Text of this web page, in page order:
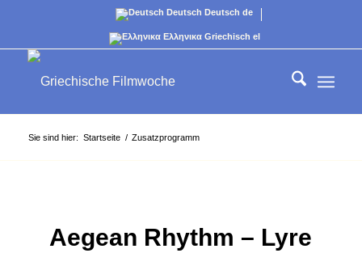
Deutsch Deutsch de
Ελληνικα Griechisch el
Sie sind hier: Startseite / Zusatzprogramm
Aegean Rhythm – Lyre